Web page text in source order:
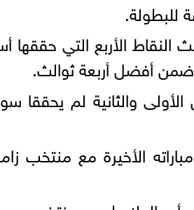
للبطولة.
النقاط الأربع التي
أفضل أربعة ثوالث.
والثانية لم
الأخيرة مع منتخب